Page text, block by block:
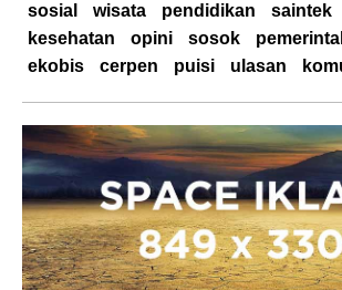
sosial wisata pendidikan saintek
kesehatan
opini sosok
ekobis
cerpen puisi ulasan